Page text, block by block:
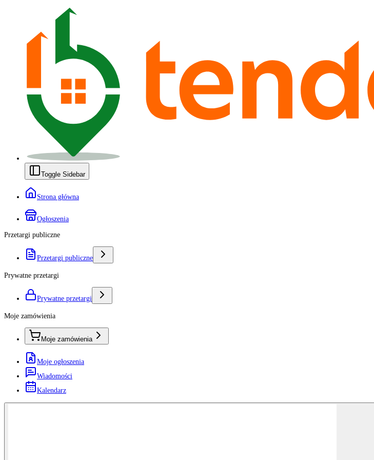
Toggle Sidebar
Strona główna
Ogłoszenia
Przetargi publiczne
Przetargi publiczne
Prywatne przetargi
Prywatne przetargi
Moje zamówienia
Moje zamówienia
Moje ogłoszenia
Wiadomości
Kalendarz